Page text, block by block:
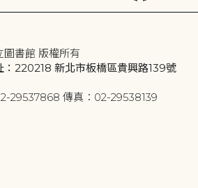
圖書館 版權所有
：220218 新北市板橋區貴興路139號
29537868 傳真：02-29538139